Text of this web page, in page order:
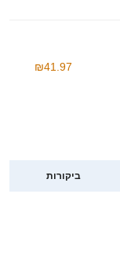
₪41.97
ביקורות